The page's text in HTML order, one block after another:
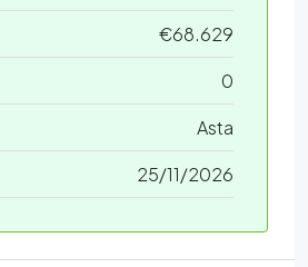
€68.629
0
Asta
25/11/2026